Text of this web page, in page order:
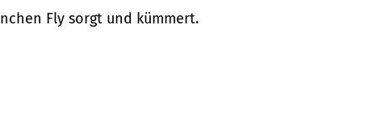
Fly sorgt und kümmert.